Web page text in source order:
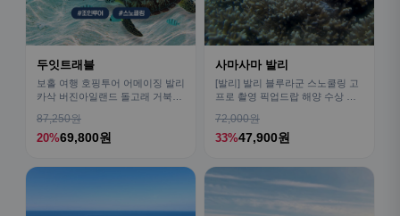
두잇트래블
보홀 여행 호핑투어 어메이징 발리
카삭 버진아일랜드 돌고래 거북이
87,250원
20%69,800원
사마사마 발리
[발리] 발리 블루라군 스노쿨링 고
프로 촬영 픽업드랍 해양 수상 액
72,000원
33%47,900원